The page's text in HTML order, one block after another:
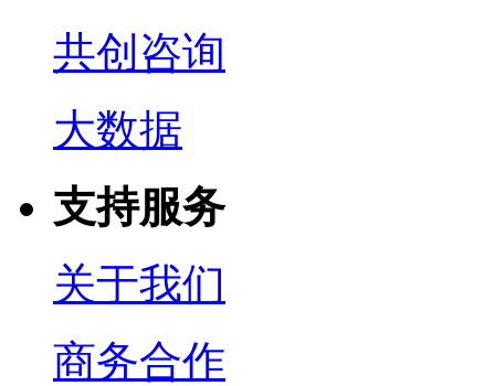
共创咨询
大数据
支持服务
关于我们
商务合作